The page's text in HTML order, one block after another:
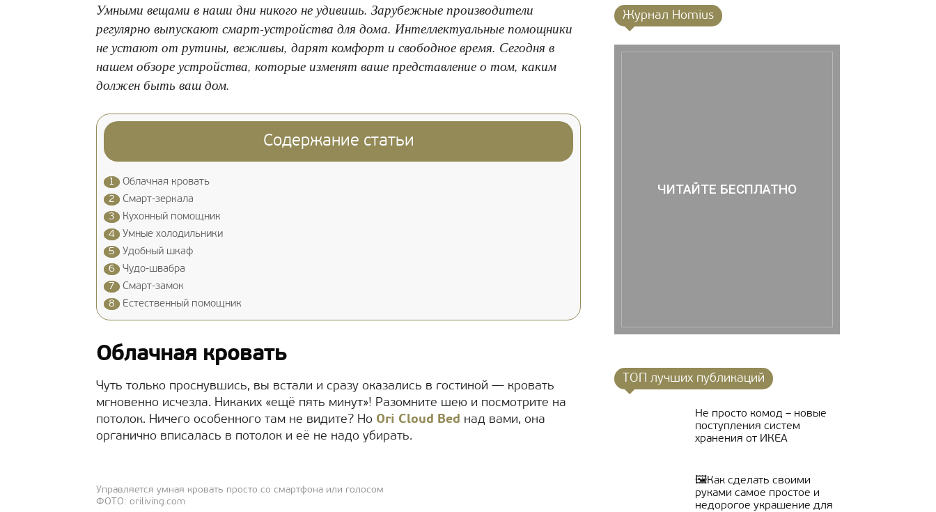
Умными вещами в наши дни никого не удивишь. Зарубежные производители
регулярно выпускают смарт-устройства для дома. Интеллектуальные помощники
не устают от рутины, вежливы, дарят комфорт и свободное время. Сегодня в
нашем обзоре устройства, которые изменят ваше представление о том, каким
должен быть ваш дом.
Содержание статьи
1
Облачная кровать
2
Смарт-зеркала
3
Кухонный помощник
4
Умные холодильники
5
Удобный шкаф
6
Чудо-швабра
7
Смарт-замок
8
Естественный помощник
Облачная кровать
Чуть только проснувшись, вы встали и сразу оказались в гостиной — кровать
мгновенно исчезла. Никаких «ещё пять минут»! Разомните шею и посмотрите на
потолок. Ничего особенного там не видите? Но Ori Cloud Bed над вами, она
органично вписалась в потолок и её не надо убирать.
Управляется умная кровать просто со смартфона или голосом
ФОТО: oriliving.com
Журнал Homius
ЧИТАЙТЕ БЕСПЛАТНО
ТОП лучших публикаций
Не просто комод – новые
поступления систем
хранения от ИКЕА
🖼Как сделать своими
руками самое простое и
недорогое украшение для